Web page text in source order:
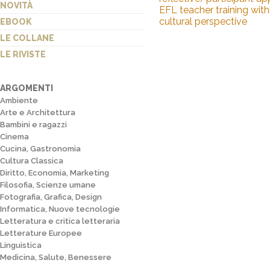
NOVITÀ
EBOOK
LE COLLANE
LE RIVISTE
ARGOMENTI
Ambiente
Arte e Architettura
Bambini e ragazzi
Cinema
Cucina, Gastronomia
Cultura Classica
Diritto, Economia, Marketing
Filosofia, Scienze umane
Fotografia, Grafica, Design
Informatica, Nuove tecnologie
Letteratura e critica letteraria
Letterature Europee
Linguistica
Medicina, Salute, Benessere